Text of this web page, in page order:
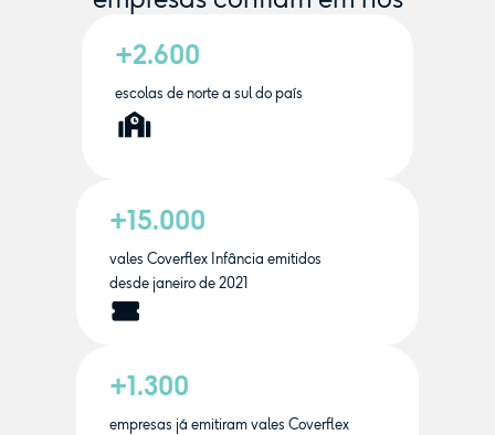
+2.600
escolas de norte a sul do país
+15.000
vales Coverflex Infância emitidos
desde janeiro de 2021
+1.300
empresas já emitiram vales Coverflex